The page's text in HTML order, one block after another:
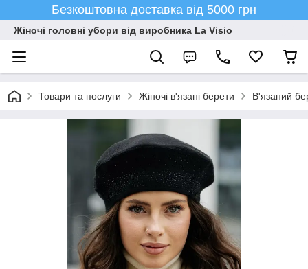
Безкоштовна доставка від 5000 грн
Жіночі головні убори від виробника La Visio
Товари та послуги Жіночі в'язані берети В'язаний